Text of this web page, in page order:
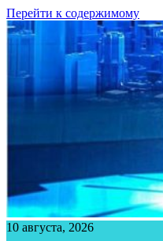
Перейти к содержимому
10 августа, 2026